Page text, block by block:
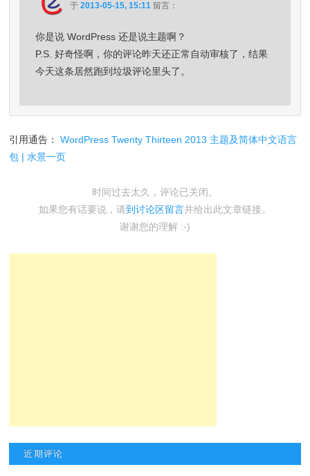
于2013-05-15, 15:11 留言：
你是说 WordPress 还是说主题啊？
P.S. 好奇怪啊，你的评论昨天还正常自动审核了，结果
今天这条居然跑到垃圾评论里头了。
引用通告：WordPress Twenty Thirteen 2013 主题及简体中文语言
包 | 水景一页
时间过去太久，评论已关闭。
如果您有话要说，请到讨论区留言并给出此文章链接。
谢谢您的理解 :-)
近期评论